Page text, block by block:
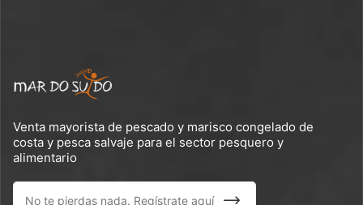
Venta mayorista de pescado y marisco congelado de
costa y pesca salvaje para el sector pesquero y
alimentario